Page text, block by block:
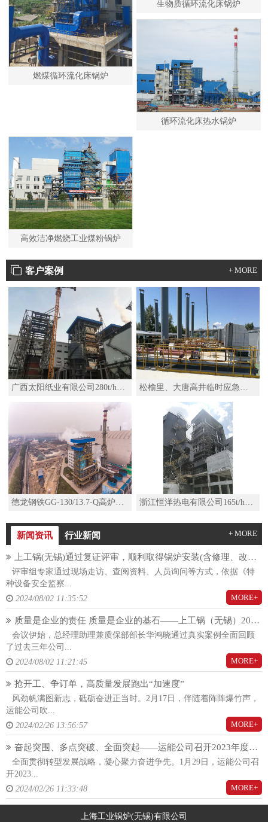
燃煤循环流化床锅炉
生物质循环流化床锅炉
循环流化床热水锅炉
高效洁净燃烧工业煤粉锅炉
客户案例 + MORE
广西太阳纸业有限公司280t/h高温高压锅炉 松榆里、大唐高井临时应急热源项目移动热源机组SZS29-2.5/110/50-Q水管D型燃气锅炉
德龙钢铁GG-130/13.7-Q高炉煤气锅炉 浙江恒洋热电有限公司165t/h高温高压锅炉及其配套系统改造项目
新闻资讯 行业新闻 + MORE
上工锅(无锡)通过复证评审，顺利取得锅炉安装(含修理、改造)(A)许可证！
评审组专家通过现场走访、查阅资料、人员询问等方式，依据《特
种设备安全监察...
2024/08/02 11:35:52
MORE+
质量是企业的责任 质量是企业的基石——上工锅（无锡）2024年度质量大会隆重召开
会议伊始，总经理助理兼质保部部长华鸿晓通过真实案例全面回顾
了过去三年公司...
2024/08/02 11:21:45
MORE+
抢开工、争订单，高质量发展跑出“加速度”
风劲帆满图新志，砥砺奋进正当时。2月17日，伴随着阵阵爆竹声，
运能公司吹...
2024/02/26 13:56:57
MORE+
奋起突围、多点突破、全面突起——运能公司召开2023年度总结暨2024年度工作动员大会
全面贯彻转型发展战略，凝心聚力奋进争先。1月29日，运能公司召
开2023...
2024/02/26 11:33:48
MORE+
上海工业锅炉(无锡)有限公司